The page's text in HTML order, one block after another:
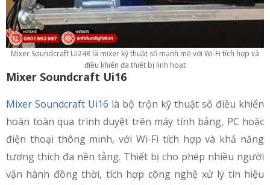
Mixer Soundcraft Ui24R là mixer kỹ thuật số mạnh mẽ với Wi-Fi tích hợp và
điều khiển đa thiết bị linh hoạt
Mixer Soundcraft Ui16
Mixer Soundcraft Ui16 là bộ trộn kỹ thuật số điều khiển
hoàn toàn qua trình duyệt trên máy tính bảng, PC hoặc
điện thoại thông minh, với Wi-Fi tích hợp và khả năng
tương thích đa nền tảng. Thiết bị cho phép nhiều người
vận hành đồng thời, tích hợp công nghệ xử lý tín hiệu